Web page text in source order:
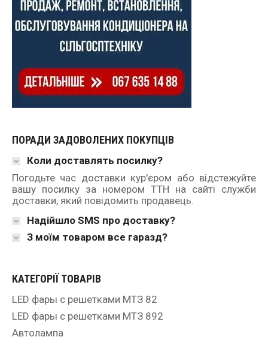
ПОРАДИ ЗАДОВОЛЕНИХ ПОКУПЦІВ
Коли доставлять посилку?
Погодьте час доставки кур'єром або відстежуйте
вашу посилку за номером ТТН на сайті служби
доставки, який повідомить продавець.
Надійшло SMS про доставку?
З моїм товаром все гаразд?
КАТЕГОРІЇ ТОВАРІВ
LED фары с решетками МТЗ 82
LED фары с решетками МТЗ 892
Автолампа